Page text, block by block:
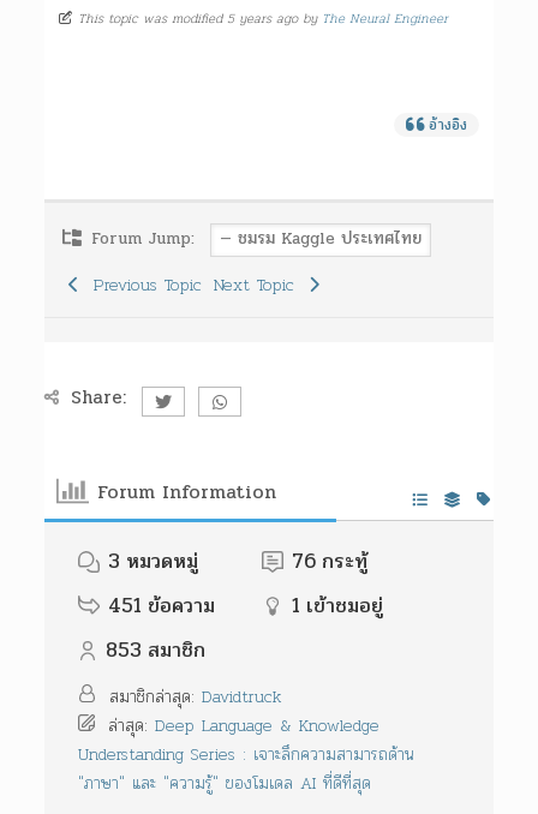
This topic was modified 5 years ago by The Neural Engineer
อ้างอิง
Forum Jump:
Previous Topic Next Topic
Share:
Forum Information
3 หมวดหมู่ 76 กระทู้
451 ข้อความ 1 เข้าชมอยู่
853 สมาชิก
สมาชิกล่าสุด: Davidtruck
ล่าสุด: Deep Language & Knowledge
Understanding Series : เจาะลึกความสามารถด้าน
"ภาษา" และ "ความรู้" ของโมเดล AI ที่ดีที่สุด